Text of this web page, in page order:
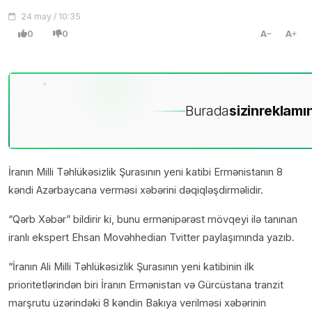
24 may / 10:35
0 0 A A
Buradasizin
İranın Milli Təhlükəsizlik Şurasının yeni katibi Ermənistanın 8
kəndi Azərbaycana verməsi xəbərini dəqiqləşdirməlidir.
“Qərb Xəbər” bildirir ki, bunu ermənipərəst mövqeyi ilə tanınan
iranlı ekspert Ehsan Movəhhedian Tvitter paylaşımında yazıb.
“İranın Ali Milli Təhlükəsizlik Şurasının yeni katibinin ilk
prioritetlərindən biri İranın Ermənistan və Gürcüstana tranzit
marşrutu üzərindəki 8 kəndin Bakıya verilməsi xəbərinin